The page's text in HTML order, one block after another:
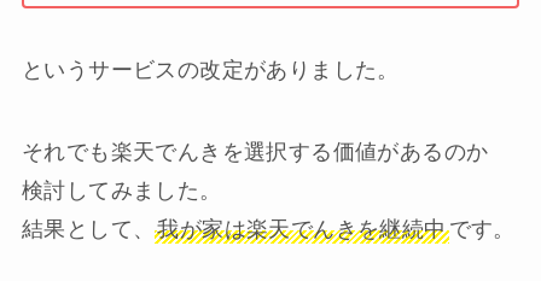
というサービスの改定がありました。
それでも楽天でんきを選択する価値があるのか
検討してみました。
結果として、我が家は楽天でんきを継続中です。